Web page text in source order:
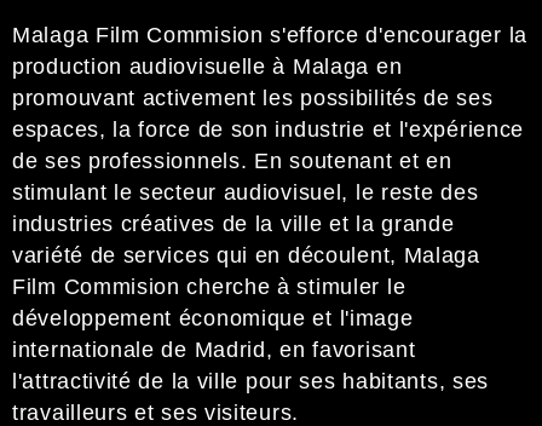
Malaga Film Commision s'efforce d'encourager la
production audiovisuelle à Malaga en
promouvant activement les possibilités de ses
espaces, la force de son industrie et l'expérience
de ses professionnels. En soutenant et en
stimulant le secteur audiovisuel, le reste des
industries créatives de la ville et la grande
variété de services qui en découlent, Malaga
Film Commision cherche à stimuler le
développement économique et l'image
internationale de Madrid, en favorisant
l'attractivité de la ville pour ses habitants, ses
travailleurs et ses visiteurs.